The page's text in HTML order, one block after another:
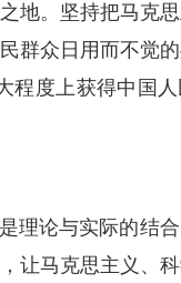
地。坚持把马克
群众日用而不觉
程度上获得中国
理论与实际的结
让马克思主义、